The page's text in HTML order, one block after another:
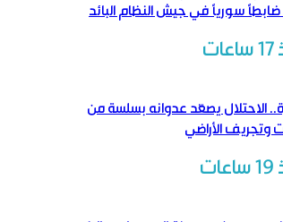
سورياً في جيش النظام البائد
الاحتلال يصعّد عدوانه بسلسة من
وتجريف الأراضي